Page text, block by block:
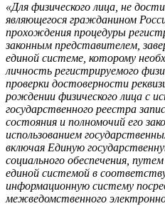
«Для физического лица, не
являющегося гражданином
прохождения процедуры
законным представителем,
единой системе, которому
личность регистрируемого
проверки достоверности
рождении физического лица с
государственного реестра
состояния и полномочий его
использованием
включая Единую
социального обеспечения,
единой системой в
информационную систему
межведомственного